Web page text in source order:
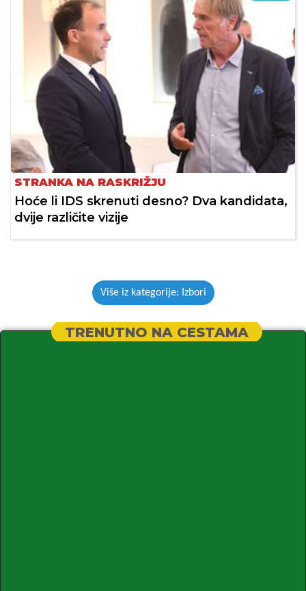
STRANKA NA RASKRIŽJU
Hoće li IDS skrenuti desno? Dva kandidata,
dvije različite vizije
Više iz kategorije: Izbori
TRENUTNO NA CESTAMA